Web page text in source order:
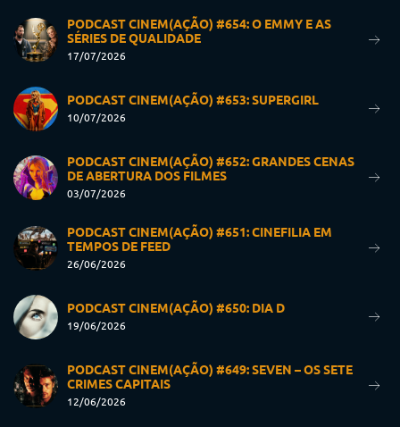
PODCAST CINEM(AÇÃO) #654: O EMMY E AS
SÉRIES DE QUALIDADE
17/07/2026
PODCAST CINEM(AÇÃO) #653: SUPERGIRL
10/07/2026
PODCAST CINEM(AÇÃO) #652: GRANDES CENAS
DE ABERTURA DOS FILMES
03/07/2026
PODCAST CINEM(AÇÃO) #651: CINEFILIA EM
TEMPOS DE FEED
26/06/2026
PODCAST CINEM(AÇÃO) #650: DIA D
19/06/2026
PODCAST CINEM(AÇÃO) #649: SEVEN – OS SETE
CRIMES CAPITAIS
12/06/2026